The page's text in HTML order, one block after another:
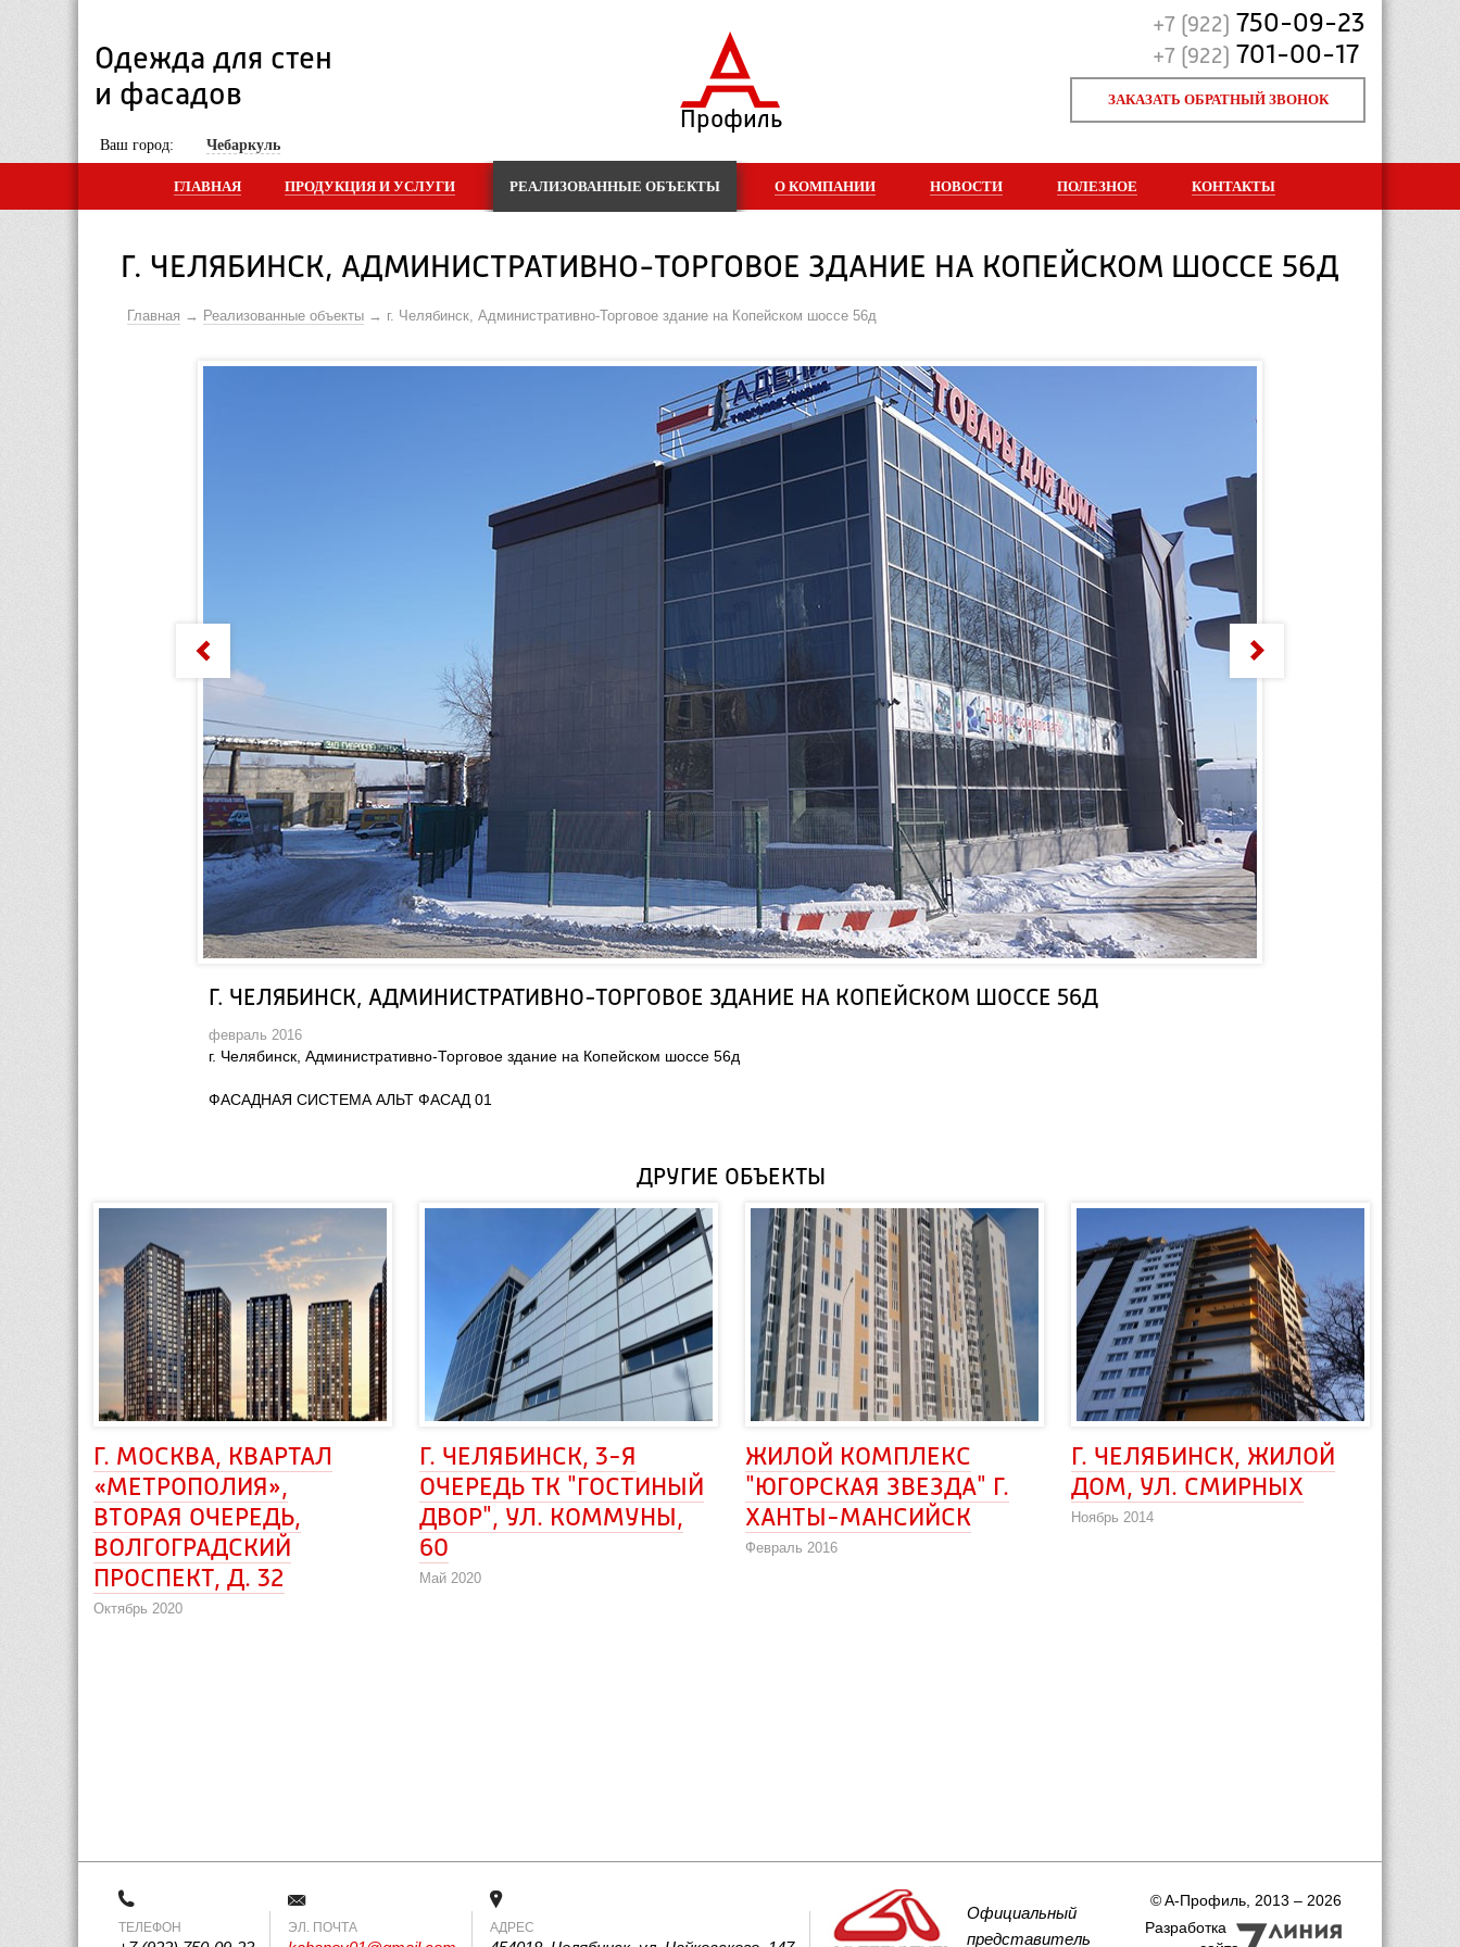
Одежда для стен
и фасадов
Профиль
+7 (922) 750-09-23
+7 (922) 701-00-17
ЗАКАЗАТЬ ОБРАТНЫЙ ЗВОНОК
Ваш город: Чебаркуль
ГЛАВНАЯ ПРОДУКЦИЯ И УСЛУГИ РЕАЛИЗОВАННЫЕ ОБЪЕКТЫ О КОМПАНИИ НОВОСТИ ПОЛЕЗНОЕ КОНТАКТЫ
Г. ЧЕЛЯБИНСК, АДМИНИСТРАТИВНО-ТОРГОВОЕ ЗДАНИЕ НА КОПЕЙСКОМ ШОССЕ 56Д
Главная Реализованные объекты г. Челябинск, Административно-Торговое здание на Копейском шоссе 56д
Г. ЧЕЛЯБИНСК, АДМИНИСТРАТИВНО-ТОРГОВОЕ ЗДАНИЕ НА КОПЕЙСКОМ ШОССЕ 56Д
февраль 2016
г. Челябинск, Административно-Торговое здание на Копейском шоссе 56д
ФАСАДНАЯ СИСТЕМА АЛЬТ ФАСАД 01
ДРУГИЕ ОБЪЕКТЫ
Г. МОСКВА, КВАРТАЛ
«МЕТРОПОЛИЯ»,
ВТОРАЯ ОЧЕРЕДЬ,
ВОЛГОГРАДСКИЙ
ПРОСПЕКТ, Д. 32
Октябрь 2020
Г. ЧЕЛЯБИНСК, 3-Я
ОЧЕРЕДЬ ТК "ГОСТИНЫЙ
ДВОР", УЛ. КОММУНЫ,
60
Май 2020
ЖИЛОЙ КОМПЛЕКС
"ЮГОРСКАЯ ЗВЕЗДА" Г.
ХАНТЫ-МАНСИЙСК
Февраль 2016
Г. ЧЕЛЯБИНСК, ЖИЛОЙ
ДОМ, УЛ. СМИРНЫХ
Ноябрь 2014
ТЕЛЕФОН ЭЛ. ПОЧТА АДРЕС
Официальный
представитель
© A-Профиль, 2013 – 2026
Разработка